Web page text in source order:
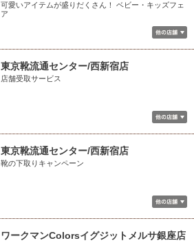
可愛いアイテムが盛りだくさん！ ベビー・キッズフェ
ア
東京靴流通センター/西新宿店
店舗受取サービス
東京靴流通センター/西新宿店
靴の下取りキャンペーン
ワークマンColorsイグジットメルサ銀座店